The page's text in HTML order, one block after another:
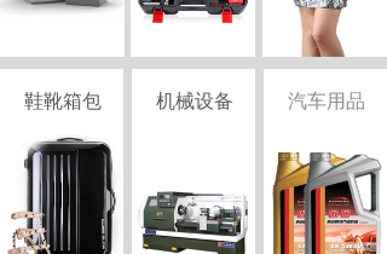
机械设备
鞋靴箱包 汽车用品